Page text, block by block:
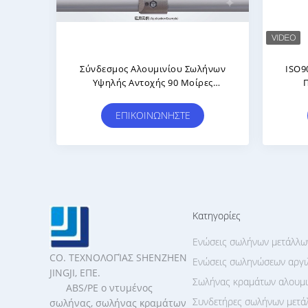
Σύνδεσμος Αλουμινίου Σωλήνων
Υψηλής Αντοχής 90 Μοίρες
Χύτευσης Με Ένεση
ΕΠΙΚΟΙΝΩΝΉΣΤΕ
Η
CO. ΤΕΧΝΟΛΟΓΊΑΣ SHENZHEN
JINGJI, ΕΠΕ.
ABS/PE ο ντυμένος
σωλήνας, σωλήνας κραμάτων
Κατηγορίες
Συνδετήρες σωλήνων
Ενώσεις σωλήνων
Ενώσεις σωληνώσεων
Σωλήνας κραμάτων